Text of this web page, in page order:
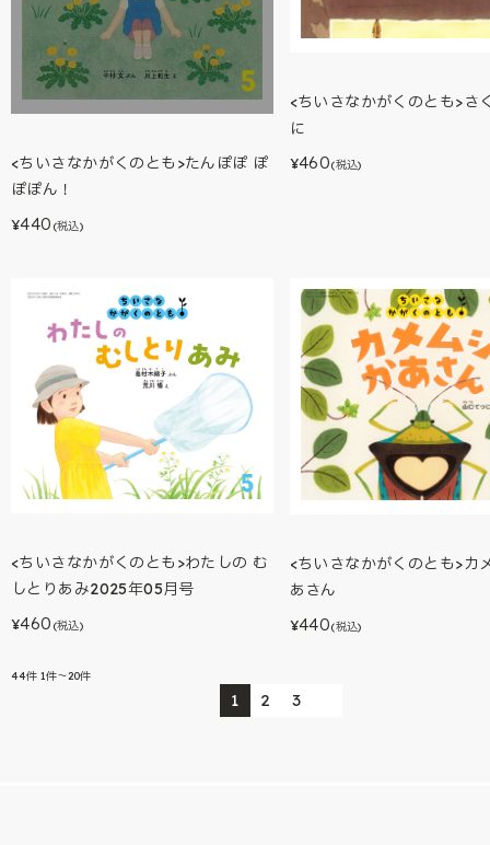
<ちいさなかがくのとも>たんぽぽ ぽ
ぽぽん！
¥440 (税込)
<ちいさなかがくのとも>さ
に
¥460(税込)
<ちいさなかがくのとも>わたしの む
しとりあみ2025年05月号
¥460 (税込)
<ちいさなかがくのとも>カ
あさん
¥440(税込)
44件 1件～20件
1 2 3